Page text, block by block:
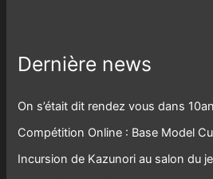
Dernière news
On s’était dit rendez vous dans
Compétition Online : Base Model
Incursion de Kazunori au salon du